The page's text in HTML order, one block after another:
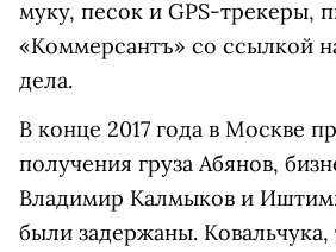
муку, песок и GPS-трекеры,
«Коммерсантъ» со ссылкой
дела.
В конце 2017 года в Москве
получения груза Абянов,
Владимир Калмыков и
были задержаны.